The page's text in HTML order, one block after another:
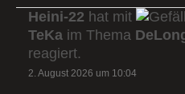
Heini-22 hat mit
TeKa im Thema
reagiert.
2. August 2026 um 10:04